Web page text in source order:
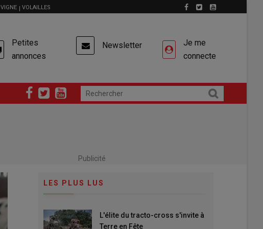
VIGNE VOLAILLES
Petites
annonces
Newsletter
Je me
connecte
Publicité
LES PLUS LUS
L'élite du tracto-cross s'invite à
Terre en Fête